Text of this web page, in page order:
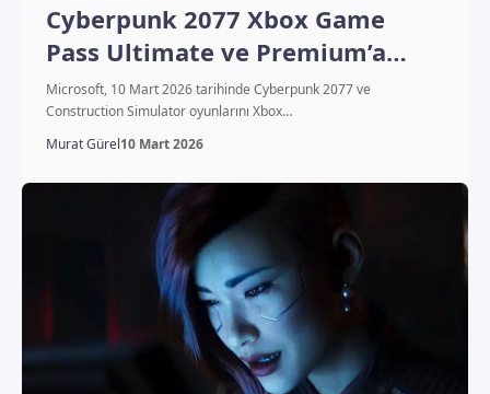
Cyberpunk 2077 Xbox Game
Pass Ultimate ve Premium’a
geldi
Microsoft, 10 Mart 2026 tarihinde Cyberpunk 2077 ve
Construction Simulator oyunlarını Xbox…
Murat Gürel10 Mart 2026